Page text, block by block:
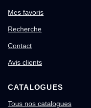
Mes favoris
Recherche
Contact
Avis clients
CATALOGUES
Tous nos catalogues